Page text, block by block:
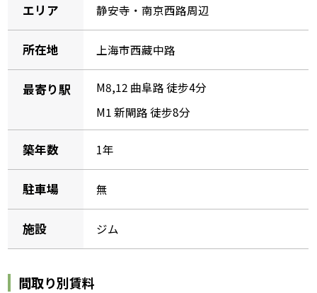
エリア 静安寺・南京西路周辺
所在地 上海市西藏中路
最寄り駅
M8,12 曲阜路 徒步4分
M1 新閘路 徒步8分
築年数 1年
駐車場 無
施設 ジム
間取り別賃料